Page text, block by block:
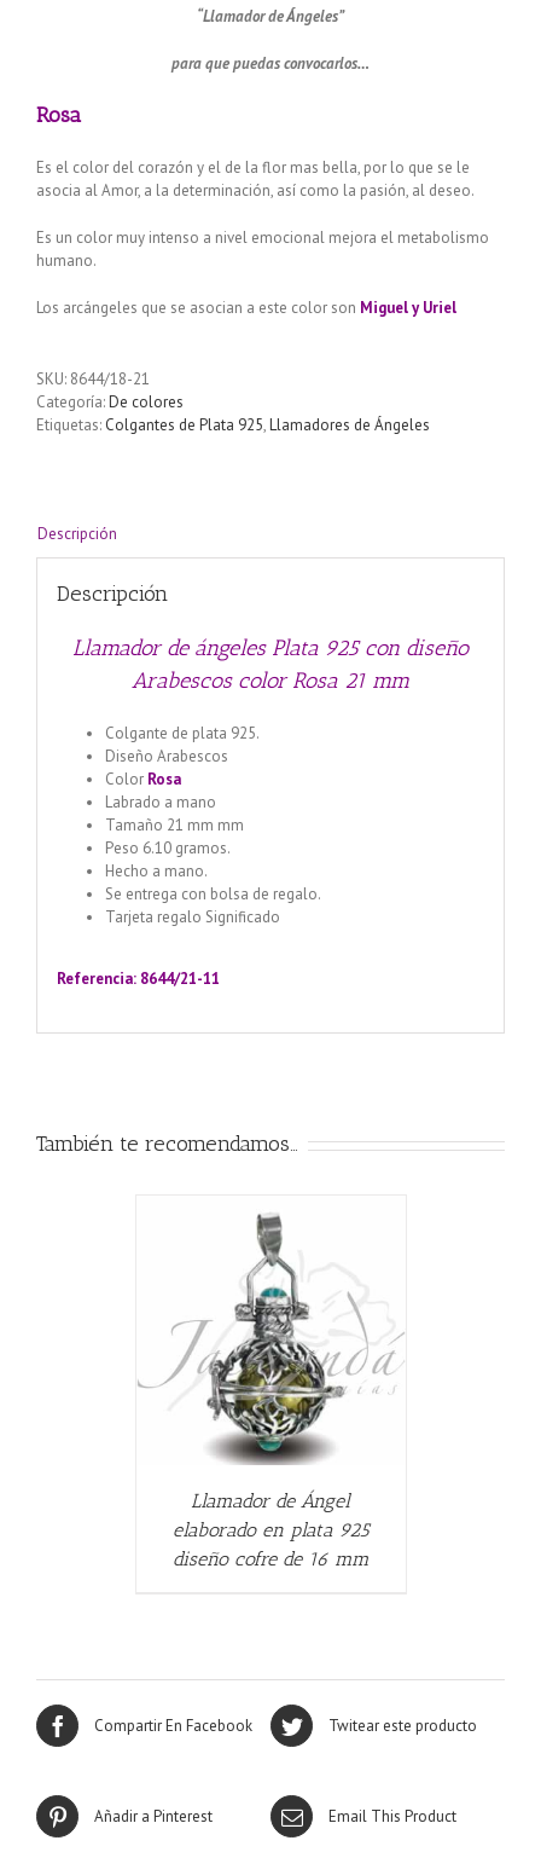
“Llamador de Ángeles”
para que puedas convocarlos…
Rosa
Es el color del corazón y el de la flor mas bella, por lo que se le
asocia al Amor, a la determinación, así como la pasión, al deseo.
Es un color muy intenso a nivel emocional mejora el metabolismo
humano.
Los arcángeles que se asocian a este color son Miguel y Uriel
SKU: 8644/18-21
Categoría:De colores
Etiquetas: Colgantes de Plata 925,Llamadores de Ángeles
Descripción
Descripción
Llamador de ángeles Plata 925 con diseño
Arabescos color Rosa 21 mm
Colgante de plata 925.
Diseño Arabescos
Color Rosa
Labrado a mano
Tamaño 21 mm mm
Peso 6.10 gramos.
Hecho a mano.
Se entrega con bolsa de regalo.
Tarjeta regalo Significado
Referencia: 8644/21-11
También te recomendamos…
Llamador de Ángel
elaborado en plata 925
diseño cofre de 16 mm
Compartir En Facebook Twitear este producto
Añadir a Pinterest Email This Product